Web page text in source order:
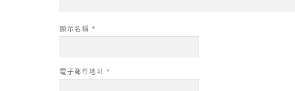
顯示名稱 *
電子郵件地址 *